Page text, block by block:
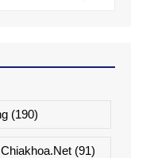
(190)
Chiakhoa.net (91)